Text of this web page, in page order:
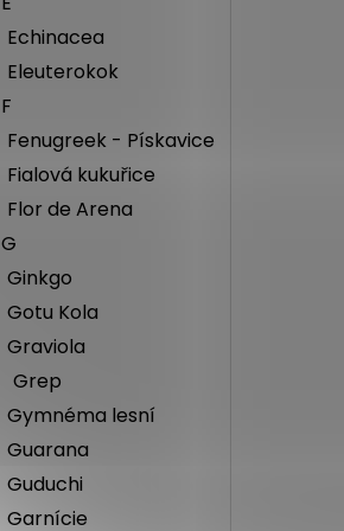
Echinacea
Eleuterokok
F
Fenugreek - Pískavice
Fialová kukuřice
Flor de Arena
G
Ginkgo
Gotu Kola
Graviola
Grep
Gymnéma lesní
Guarana
Guduchi
Garnície